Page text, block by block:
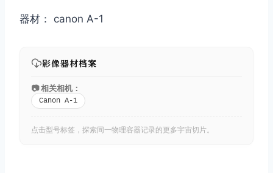
器材： canon A-1
影像器材档案
📷 相关相机：
Canon A-1
点击型号标签，探索同一物理容器记录的更多宇宙切片。